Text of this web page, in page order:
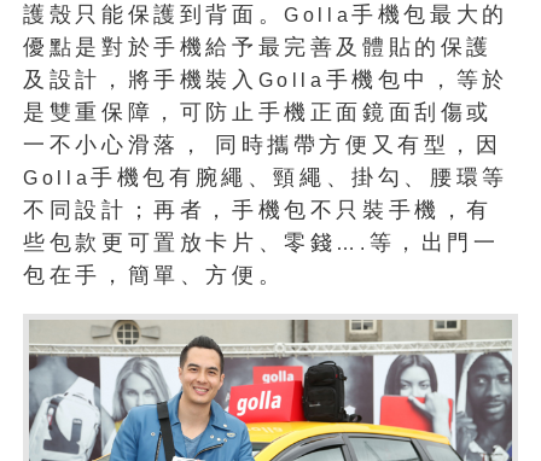
護殼只能保護到背面。Golla手機包最大的
優點是對於手機給予最完善及體貼的保護
及設計，將手機裝入 Golla 手機包中，等於
是雙重保障，可防止手機正面鏡面刮傷或
一不小心滑落，
同時攜帶方便又有型，因
Golla手機包有腕繩、頸繩、掛勾、腰環等
不同設計；再者，手機包不只裝手機，有
些包款更可置放卡片、零錢 …. 等，出門一
包在手，簡單、方便。